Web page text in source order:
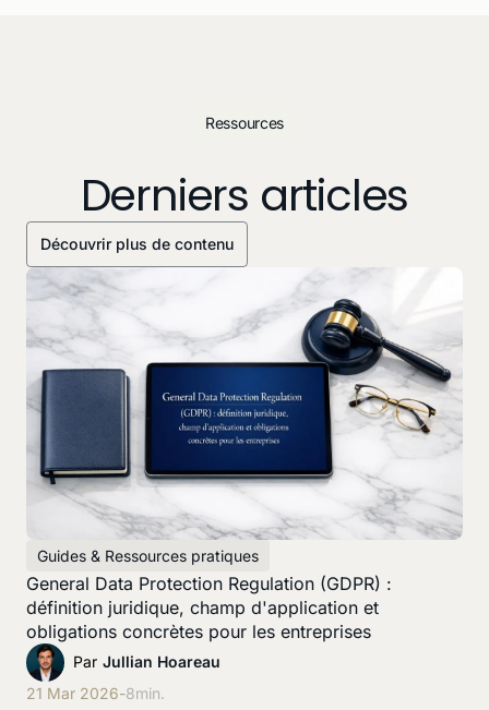
Ressources
Derniers articles
Découvrir plus de contenu
Guides & Ressources pratiques
General Data Protection Regulation (GDPR) :
définition juridique, champ d'application et
obligations concrètes pour les entreprises
Par Jullian Hoareau
21 Mar 2026-8min.